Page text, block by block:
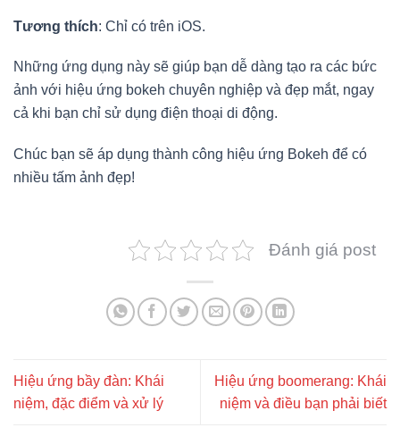
Tương thích: Chỉ có trên iOS.
Những ứng dụng này sẽ giúp bạn dễ dàng tạo ra các bức
ảnh với hiệu ứng bokeh chuyên nghiệp và đẹp mắt, ngay
cả khi bạn chỉ sử dụng điện thoại di động.
Chúc bạn sẽ áp dụng thành công hiệu ứng Bokeh để có
nhiều tấm ảnh đẹp!
Đánh giá post
Hiệu ứng bầy đàn: Khái
niệm, đặc điểm và xử lý
Hiệu ứng boomerang: Khái
niệm và điều bạn phải biết